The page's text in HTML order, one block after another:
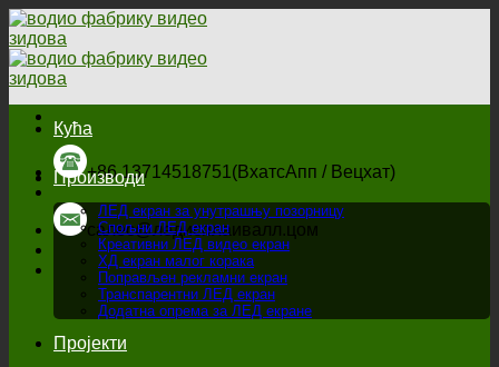
Пређи
на
садржај
+86 13714518751(ВхатсАпп / Вецхат)
салес@ледисплаивалл.цом
Кућа
Производи
ЛЕД екран за унутрашњу позорницу
Спољни ЛЕД екран
Креативни ЛЕД видео екран
ХД екран малог корака
Поправљен рекламни екран
Транспарентни ЛЕД екран
Додатна опрема за ЛЕД екране
Пројекти